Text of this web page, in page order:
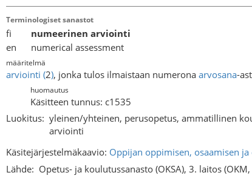
Terminologiset sanastot
fi numeerinen arviointi
en numerical assessment
määritelmä
arviointi (2), jonka tulos ilmaistaan numerona arvosana-
huomautus
Käsitteen tunnus: c1535
Luokitus: yleinen/yhteinen, perusopetus, ammatillinen
arviointi
Käsitejärjestelmäkaavio: Oppijan oppimisen, osaamisen
Lähde: Opetus- ja koulutussanasto (OKSA), 3. laitos